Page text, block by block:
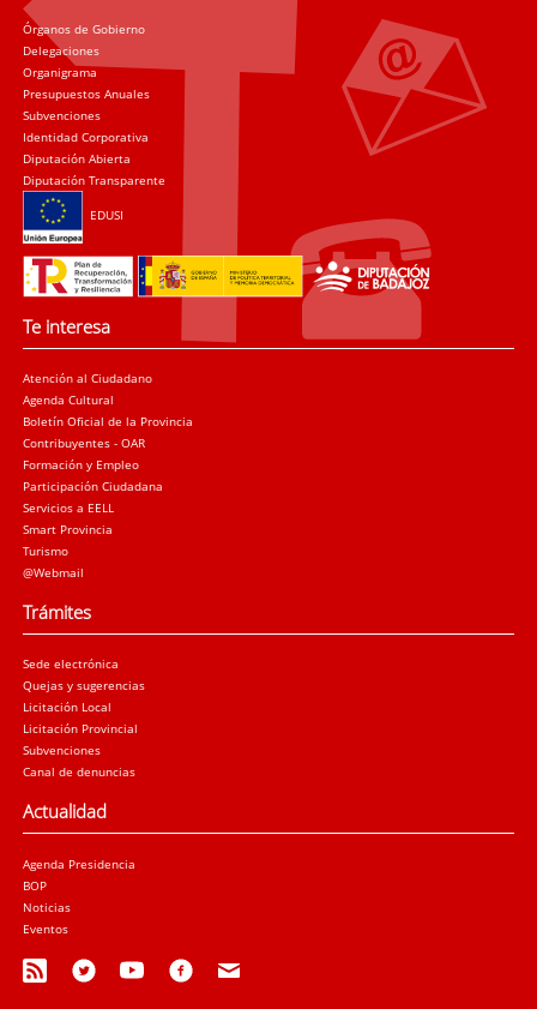
Órganos de Gobierno
Delegaciones
Organigrama
Presupuestos Anuales
Subvenciones
Identidad Corporativa
Diputación Abierta
Diputación Transparente
EDUSI
Te interesa
Atención al Ciudadano
Agenda Cultural
Boletín Oficial de la Provincia
Contribuyentes - OAR
Formación y Empleo
Participación Ciudadana
Servicios a EELL
Smart Provincia
Turismo
@Webmail
Trámites
Sede electrónica
Quejas y sugerencias
Licitación Local
Licitación Provincial
Subvenciones
Canal de denuncias
Actualidad
Agenda Presidencia
BOP
Noticias
Eventos